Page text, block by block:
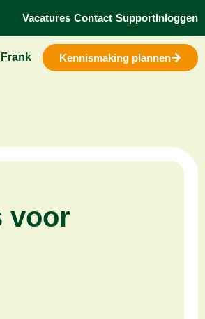
Vacatures Contact SupportInloggen
Kennismaking plannen
voor